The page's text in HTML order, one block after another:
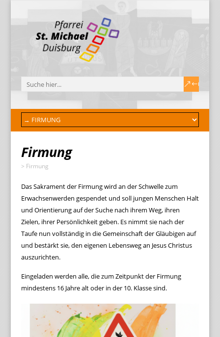
Firmung
> Firmung
Das Sakrament der Firmung wird an der Schwelle zum
Erwachsenwerden gespendet und soll jungen Menschen Halt
und Orientierung auf der Suche nach ihrem Weg, ihren
Zielen, ihrer Persönlichkeit geben. Es nimmt sie nach der
Taufe nun vollständig in die Gemeinschaft der Gläubigen auf
und bestärkt sie, den eigenen Lebensweg an Jesus Christus
auszurichten.
Eingeladen werden alle, die zum Zeitpunkt der Firmung
mindestens 16 Jahre alt oder in der 10. Klasse sind.